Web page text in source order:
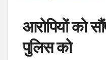
आरोपियों को
पुलिस को